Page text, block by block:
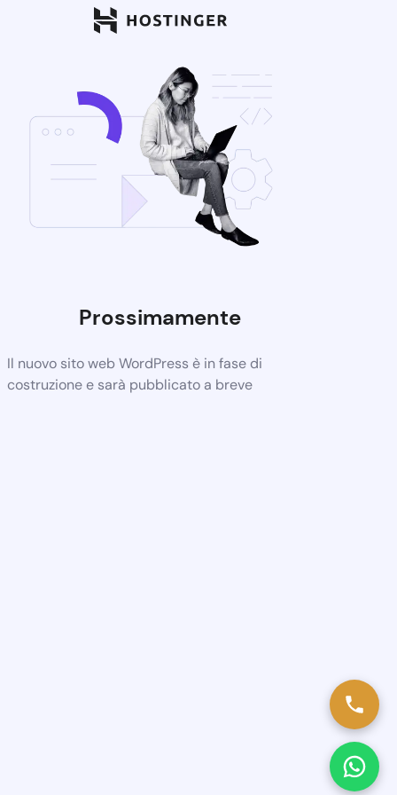
Prossimamente
Il nuovo sito web WordPress è in fase di
costruzione e sarà pubblicato a breve